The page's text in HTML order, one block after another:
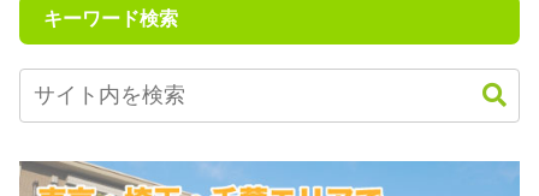
キーワード検索